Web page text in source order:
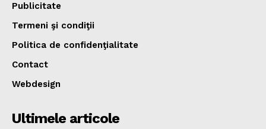
Publicitate
Termeni şi condiţii
Politica de confidenţialitate
Contact
Webdesign
Ultimele articole